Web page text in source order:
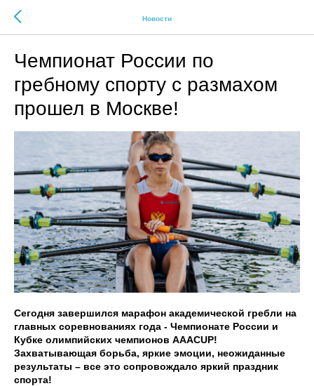
Новости
Чемпионат России по
гребному спорту с размахом
прошел в Москве!
Сегодня завершился марафон академической гребли на
главных соревнованиях года - Чемпионате России и
Кубке олимпийских чемпионов AAACUP!
Захватывающая борьба, яркие эмоции, неожиданные
результаты – все это сопровождало яркий праздник
спорта!